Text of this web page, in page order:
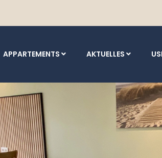
APPARTEMENTS AKTUELLES